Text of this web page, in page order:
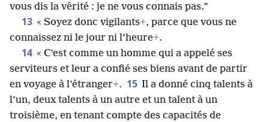
vous dis la vérité : je ne vous connais pas.”
13 « Soyez donc vigilants+, parce que vous ne
connaissez ni le jour ni l’heure+.
14 « C’est comme un homme qui a appelé ses
serviteurs et leur a confié ses biens avant de partir
en voyage à l’étranger+. 15 Il a donné cinq talents à
l’un, deux talents à un autre et un talent à un
troisième, en tenant compte des capacités de